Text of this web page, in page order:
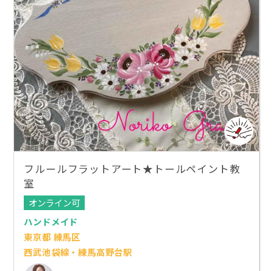
フルールフラットアート★トールペイント教
室
オンライン可
ハンドメイド
東京都 練馬区
西武池袋線・練馬高野台駅